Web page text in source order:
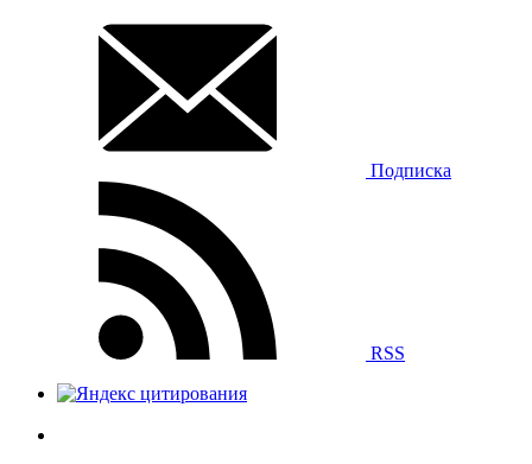
Подписка
RSS